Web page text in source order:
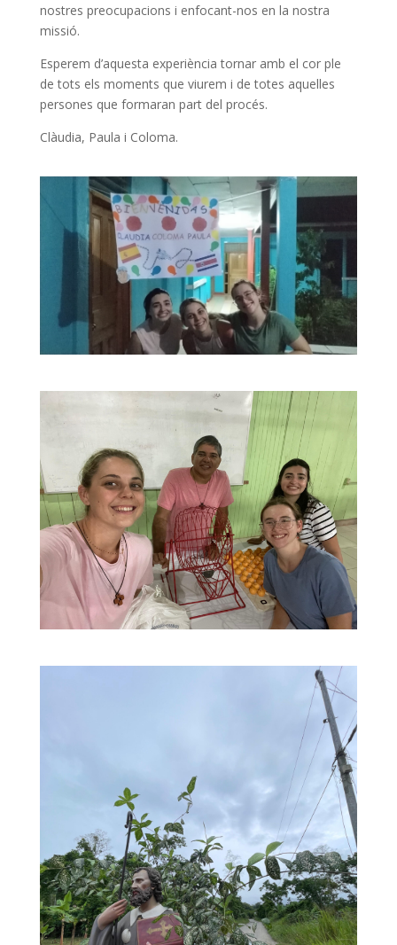
nostres preocupacions i enfocant-nos en la nostra
missió.
Esperem d’aquesta experiència tornar amb el cor ple
de tots els moments que viurem i de totes aquelles
persones que formaran part del procés.
Clàudia, Paula i Coloma.